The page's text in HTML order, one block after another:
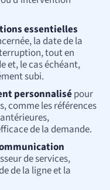
essentielles
la date de la
tout en
et, le cas échéant,
subi.
personnalisépour
comme les références
de la demande.
de services,
de la ligne et la